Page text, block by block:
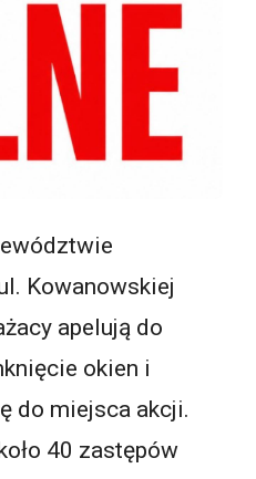
Kowanowskiej
apelują do
okien i
do miejsca akcji.
40 zastępów